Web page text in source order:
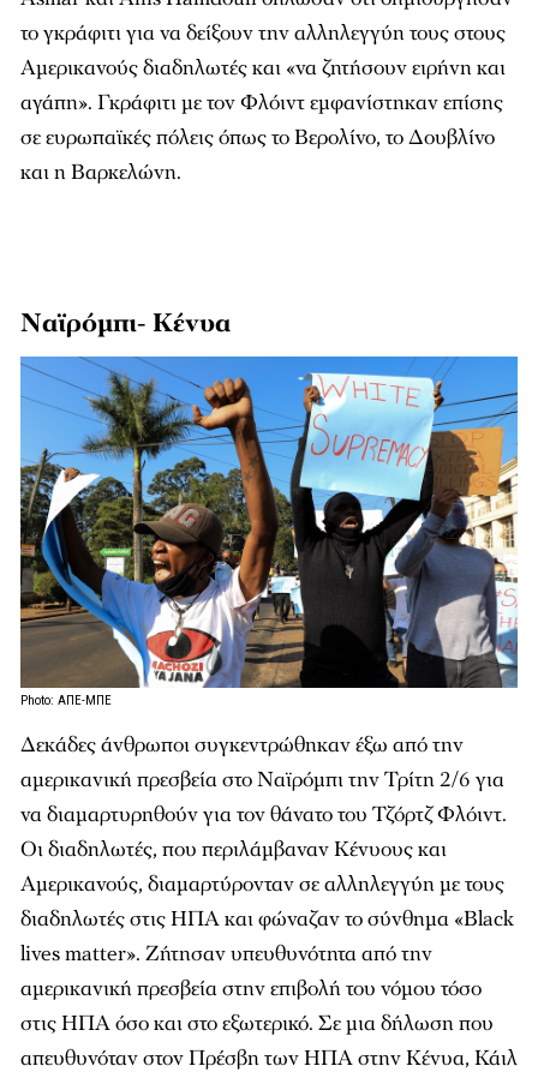
το γκράφιτι για να δείξουν την αλληλεγγύη τους στους
Αμερικανούς διαδηλωτές και «να ζητήσουν ειρήνη και
αγάπη». Γκράφιτι με τον Φλόιντ εμφανίστηκαν επίσης
σε ευρωπαϊκές πόλεις όπως το Βερολίνο, το Δουβλίνο
και η Βαρκελώνη.
Ναϊρόμπι- Κένυα
Photo: ΑΠΕ-ΜΠΕ
Δεκάδες άνθρωποι συγκεντρώθηκαν έξω από την
αμερικανική πρεσβεία στο Ναϊρόμπι την Τρίτη 2/6 για
να διαμαρτυρηθούν για τον θάνατο του Τζόρτζ Φλόιντ.
Οι διαδηλωτές, που περιλάμβαναν Κένυους και
Αμερικανούς, διαμαρτύρονταν σε αλληλεγγύη με τους
διαδηλωτές στις ΗΠΑ και φώναζαν το σύνθημα «Black
lives matter». Ζήτησαν υπευθυνότητα από την
αμερικανική πρεσβεία στην επιβολή του νόμου τόσο
στις ΗΠΑ όσο και στο εξωτερικό. Σε μια δήλωση που
απευθυνόταν στον Πρέσβη των ΗΠΑ στην Κένυα, Κάιλ